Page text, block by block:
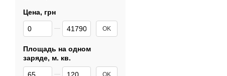
Цена, грн
От Цена, грн
До Цена, грн OK
Площадь на одном
заряде, м. кв.
От Площадь на одном заряде, м. кв.
До Площадь на одном заряде, м. кв.
OK